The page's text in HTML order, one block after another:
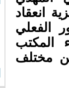
انعقاد
الفعلي
المكتب
مختلف